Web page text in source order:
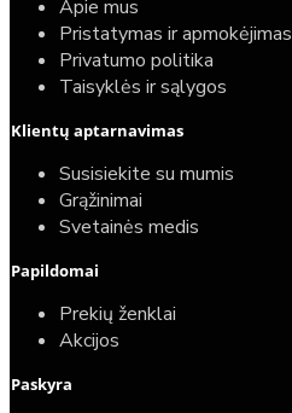
Apie mus
Pristatymas ir apmokėjimas
Privatumo politika
Taisyklės ir sąlygos
Klientų aptarnavimas
Susisiekite su mumis
Grąžinimai
Svetainės medis
Papildomai
Prekių ženklai
Akcijos
Paskyra